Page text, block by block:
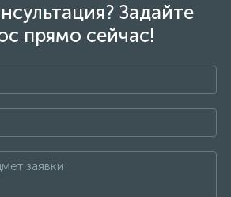
Задайте
прямо сейчас!